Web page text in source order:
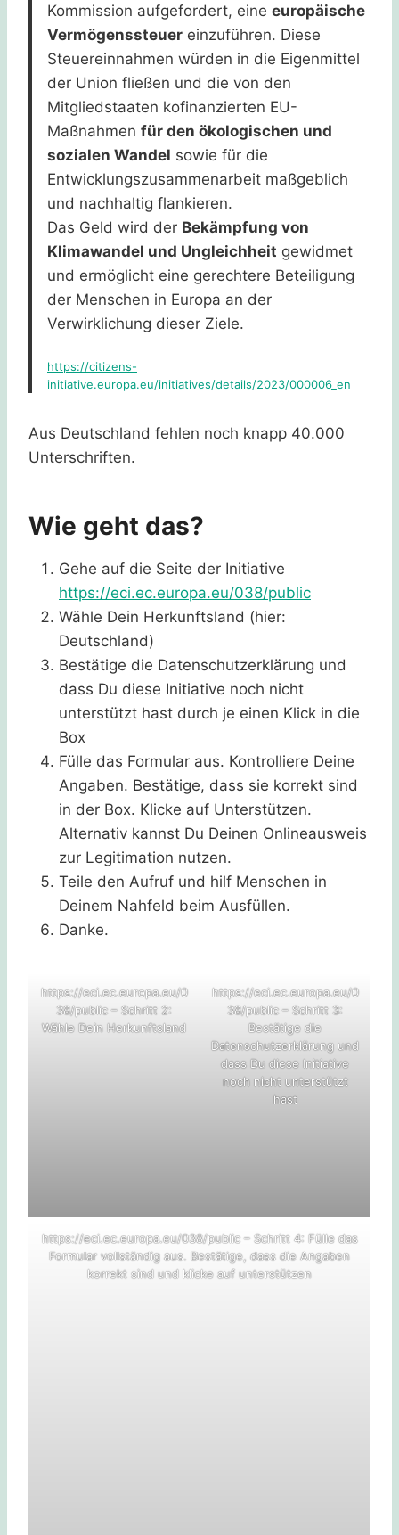
Kommission aufgefordert, eine europäische
Vermögenssteuer einzuführen. Diese
Steuereinnahmen würden in die Eigenmittel
der Union fließen und die von den
Mitgliedstaaten kofinanzierten EU-
Maßnahmen für den ökologischen und
sozialen Wandel sowie für die
Entwicklungszusammenarbeit maßgeblich
und nachhaltig flankieren.
Das Geld wird der Bekämpfung von
Klimawandel und Ungleichheit gewidmet
und ermöglicht eine gerechtere Beteiligung
der Menschen in Europa an der
Verwirklichung dieser Ziele.
https://citizens-
initiative.europa.eu/initiatives/details/2023/000006_en
Aus Deutschland fehlen noch knapp 40.000
Unterschriften.
Wie geht das?
Gehe auf die Seite der Initiative
https://eci.ec.europa.eu/038/public
Wähle Dein Herkunftsland (hier:
Deutschland)
Bestätige die Datenschutzerklärung und
dass Du diese Initiative noch nicht
unterstützt hast durch je einen Klick in die
Box
Fülle das Formular aus. Kontrolliere Deine
Angaben. Bestätige, dass sie korrekt sind
in der Box. Klicke auf Unterstützen.
Alternativ kannst Du Deinen Onlineausweis
zur Legitimation nutzen.
Teile den Aufruf und hilf Menschen in
Deinem Nahfeld beim Ausfüllen.
Danke.
https://eci.ec.europa.eu/0
38/public – Schritt 2:
Wähle Dein Herkunftsland
https://eci.ec.europa.eu/0
38/public – Schritt 3:
Bestätige die
Datenschutzerklärung und
dass Du diese Initiative
noch nicht unterstützt
hast
https://eci.ec.europa.eu/038/public – Schritt 4: Fülle das
Formular vollständig aus. Bestätige, dass die Angaben
korrekt sind und klicke auf unterstützen